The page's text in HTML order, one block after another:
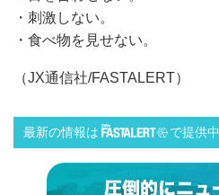
・刺激しない。
・食べ物を見せない。
（JX通信社/FASTALERT）
最新の情報は で提供中